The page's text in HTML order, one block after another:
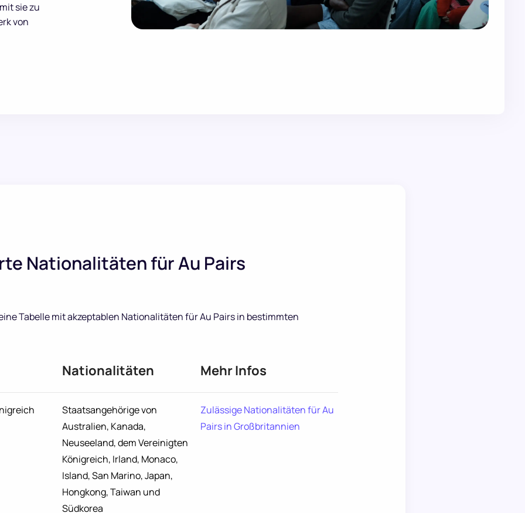
sie zu
von
Nationalitäten für Au Pairs
Tabelle mit akzeptablen Nationalitäten für Au Pairs in bestimmten
Nationalitäten Mehr Infos
Staatsangehörige von
Australien, Kanada,
Neuseeland, dem Vereinigten
Königreich, Irland, Monaco,
Island, San Marino, Japan,
Hongkong, Taiwan und
Südkorea
Zulässige Nationalitäten für Au
Pairs in Großbritannien